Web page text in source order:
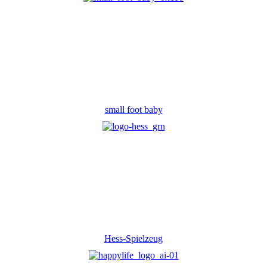
small foot baby
Hess-Spielzeug